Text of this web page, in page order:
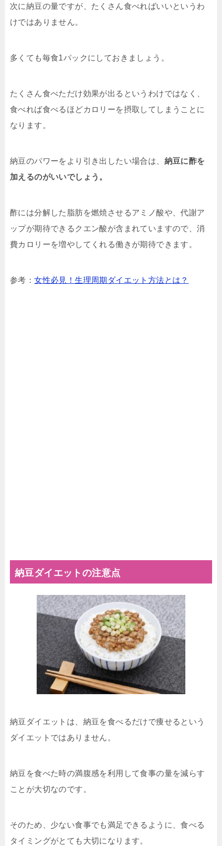
次に納豆の量ですが、たくさん食べればいいというわ
けではありません。
多くても毎食1パックにしておきましょう。
たくさん食べただけ効果が出るというわけではなく、
食べれば食べるほどカロリーを摂取してしまうことに
なります。
納豆のパワーをより引き出したい場合は、 納豆に酢を
加えるのがいいでしょう。
酢には分解した脂肪を燃焼させるアミノ酸や、代謝ア
ップが期待できるクエン酸が含まれていますので、消
費カロリーを増やしてくれる働きが期待できます。
参考：女性必見！生理周期ダイエット方法とは？
納豆ダイエットの注意点
納豆ダイエットは、納豆を食べるだけで痩せるという
ダイエットではありません。
納豆を食べた時の満腹感を利用して食事の量を減らす
ことが大切なのです。
そのため、少ない食事でも満足できるように、食べる
タイミングがとても大切になります。